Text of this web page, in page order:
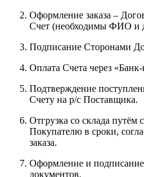
Оформление заказа –
Счет (необходимы ФИО и
Подписание Сторонами
Оплата Счета через
Подтверждение
Счету на р/с Поставщика.
Отгрузка со склада путём
Покупателю в сроки,
заказа.
Оформление и
документов.